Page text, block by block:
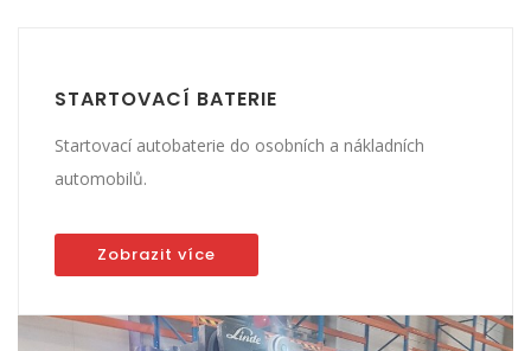
STARTOVACÍ BATERIE
Startovací autobaterie do osobních a nákladních
automobilů.
Zobrazit více